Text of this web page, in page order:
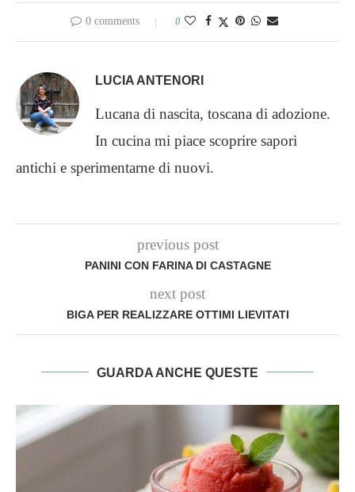
0 comments 0
LUCIA ANTENORI
Lucana di nascita, toscana di adozione.
In cucina mi piace scoprire sapori
antichi e sperimentarne di nuovi.
previous post
PANINI CON FARINA DI CASTAGNE
next post
BIGA PER REALIZZARE OTTIMI LIEVITATI
GUARDA ANCHE QUESTE